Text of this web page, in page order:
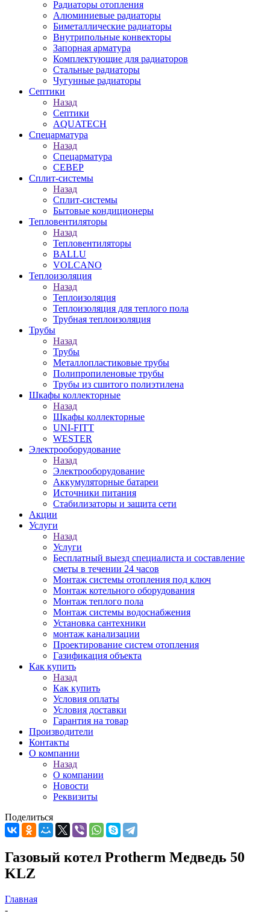
Радиаторы отопления
Алюминиевые радиаторы
Биметаллические радиаторы
Внутрипольные конвекторы
Запорная арматура
Комплектующие для радиаторов
Стальные радиаторы
Чугунные радиаторы
Септики
Назад
Септики
AQUATECH
Спецарматура
Назад
Спецарматура
СЕВЕР
Сплит-системы
Назад
Сплит-системы
Бытовые кондиционеры
Тепловентиляторы
Назад
Тепловентиляторы
BALLU
VOLCANO
Теплоизоляция
Назад
Теплоизоляция
Теплоизоляция для теплого пола
Трубная теплоизоляция
Трубы
Назад
Трубы
Металлопластиковые трубы
Полипропиленовые трубы
Трубы из сшитого полиэтилена
Шкафы коллекторные
Назад
Шкафы коллекторные
UNI-FITT
WESTER
Электрооборудование
Назад
Электрооборудование
Аккумуляторные батареи
Источники питания
Стабилизаторы и защита сети
Акции
Услуги
Назад
Услуги
Бесплатный выезд специалиста и составление
сметы в течении 24 часов
Монтаж системы отопления под ключ
Монтаж котельного оборудования
Монтаж теплого пола
Монтаж системы водоснабжения
Установка сантехники
монтаж канализации
Проектирование систем отопления
Газификация объекта
Как купить
Назад
Как купить
Условия оплаты
Условия доставки
Гарантия на товар
Производители
Контакты
О компании
Назад
О компании
Новости
Реквизиты
Поделиться
Газовый котел Protherm Медведь 50
KLZ
Главная
-